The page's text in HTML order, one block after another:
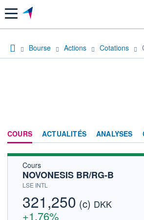
Menu
Bourse Actions Cotations
COURS ACTUALITÉS ANALYSES
Cours
NOVONESIS BR/RG-B
LSE INTL
321,250 (c) DKK
+1,76%